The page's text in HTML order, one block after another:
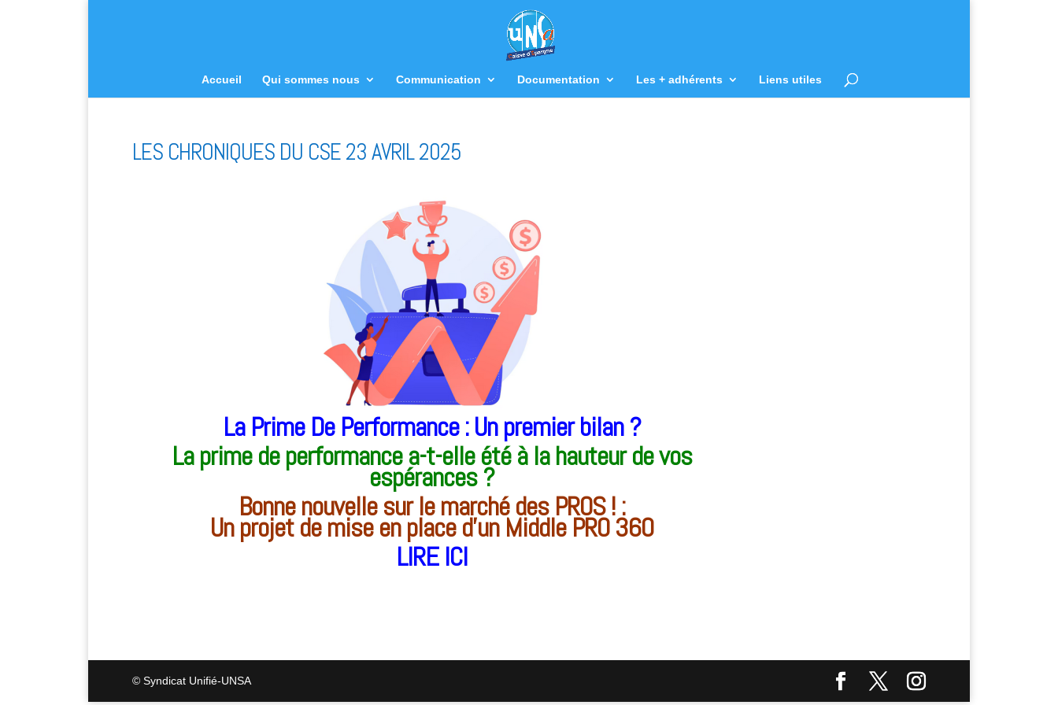
Accueil Qui sommes nous Communication Documentation Les + adhérents Liens utiles
LES CHRONIQUES DU CSE 23 AVRIL 2025
La Prime De Performance : Un premier bilan ?
La prime de performance a-t-elle été à la hauteur de vos
espérances ?
Bonne nouvelle sur le marché des PROS ! :
Un projet de mise en place d’un Middle PRO 360
LIRE ICI
© Syndicat Unifié-UNSA